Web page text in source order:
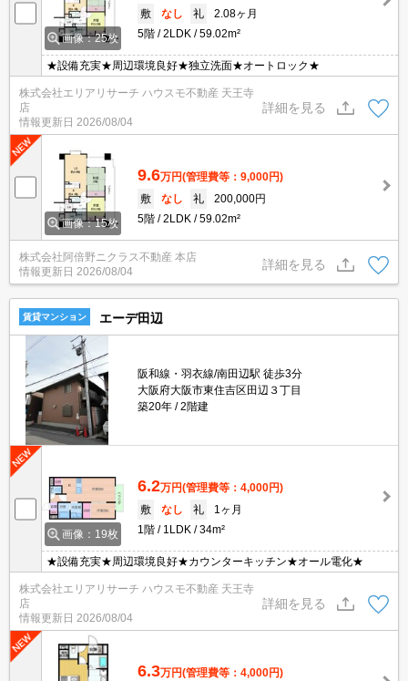
画像：25枚
敷
なし 礼
2.08ヶ月
5階
2LDK 59.02m²
★設備充実★周辺環境良好★独立洗面★オートロック★
株式会社エリアリサーチ ハウスモ不動産 天王寺
店
情報更新日 2026/08/04
詳細を見る
画像：15枚
9.6万円(管理費等：9,000円)
敷
なし 礼
200,000円
5階
2LDK 59.02m²
株式会社阿倍野ニクラス不動産 本店
情報更新日 2026/08/04
詳細を見る
賃貸マンション エーデ田辺
阪和線・羽衣線/南田辺駅 徒歩3分
大阪府大阪市東住吉区田辺３丁目
築20年
2階建
画像：19枚
6.2万円(管理費等：4,000円)
敷
なし 礼
1ヶ月
1階
1LDK 34m²
★設備充実★周辺環境良好★カウンターキッチン★オール電化★
株式会社エリアリサーチ ハウスモ不動産 天王寺
店
情報更新日 2026/08/04
詳細を見る
6.3万円(管理費等：4,000円)